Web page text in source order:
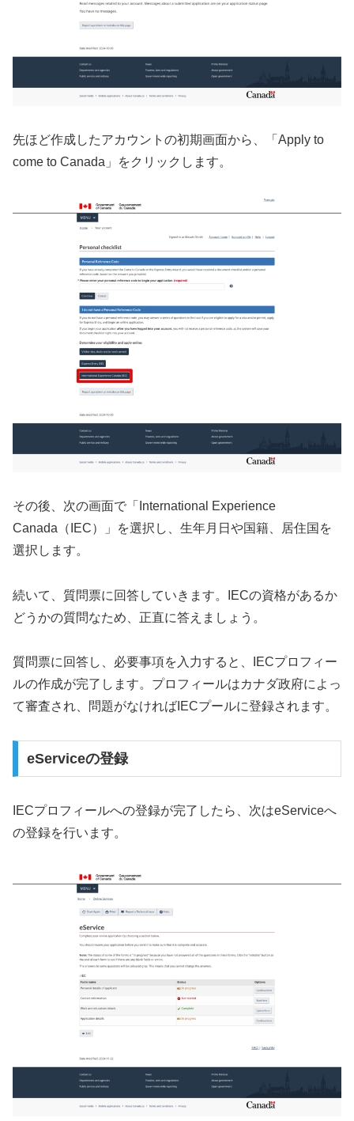
先ほど作成したアカウントの初期画面から、「Apply to
come to Canada」をクリックします。
その後、次の画面で「International Experience
Canada（IEC）」を選択し、生年月日や国籍、居住国を
選択します。
続いて、質問票に回答していきます。IECの資格があるか
どうかの質問なため、正直に答えましょう。
質問票に回答し、必要事項を入力すると、IECプロフィー
ルの作成が完了します。プロフィールはカナダ政府によっ
て審査され、問題がなければIECプールに登録されます。
eServiceの登録
IECプロフィールへの登録が完了したら、次はeServiceへ
の登録を行います。